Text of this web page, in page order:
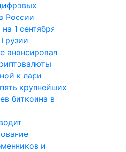
России
1 сентября
анонсировал
к лари
крупнейших
биткоина в
и